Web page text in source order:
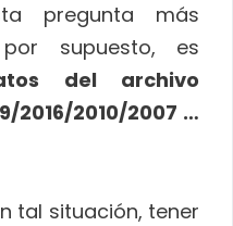
pregunta más
por supuesto, es
del archivo
2016/2010/2007 …
tal situación, tener